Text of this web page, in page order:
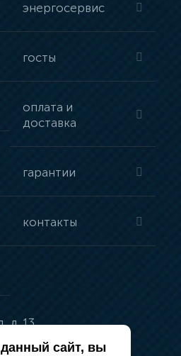
энергосервис
госты
оплата и
доставка
гарантии
контакты
д. 13
сайт, вы